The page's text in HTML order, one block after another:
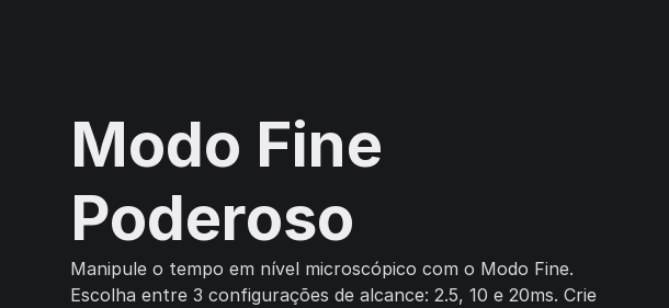
Modo Fine
Poderoso
Manipule o tempo em nível microscópico com o Modo Fine.
Escolha entre 3 configurações de alcance: 2.5, 10 e 20ms. Crie